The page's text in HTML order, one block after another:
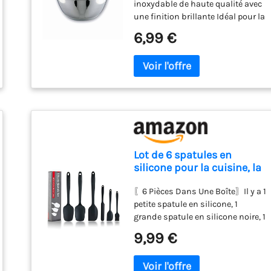
inoxydable de haute qualité avec
une finition brillante Idéal pour la
transmet ni saveurs ni odeurs
Facile à nettoyer Pas lavable au
lave-vaisselle Dimensions: 20 cm
/ 7,5 cm (h) Capacité: 1,4 L
6,99 €
Lot de 6 spatules en
silicone pour la cuisine, la
spatule en caoutchouc
anti-adhésif résistant à la
chaleur de 250 °C (noir)
〖6 Pièces Dans Une Boîte〗Il y a 1
petite spatule en silicone, 1
grande spatule en silicone noire, 1
caoutchouc, 1 brosse à pâtisserie
en caoutchouc, 1 spatule en
caoutchouc pour bocal, qui
9,99 €